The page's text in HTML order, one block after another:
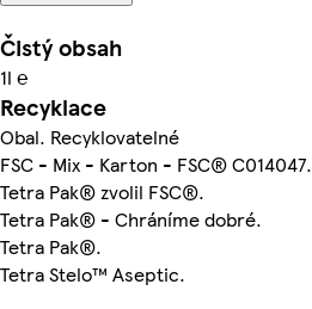
Čistý obsah
1l ℮
Recyklace
Obal. Recyklovatelné
FSC - Mix - Karton - FSC® C014047.
Tetra Pak® zvolil FSC®.
Tetra Pak® - Chráníme dobré.
Tetra Pak®.
Tetra Stelo™ Aseptic.